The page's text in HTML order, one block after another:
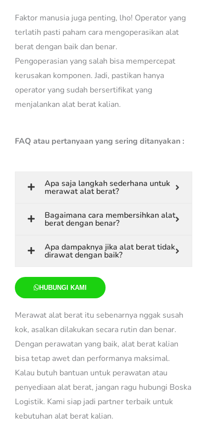
Faktor manusia juga penting, lho! Operator yang
terlatih pasti paham cara mengoperasikan alat
berat dengan baik dan benar.
Pengoperasian yang salah bisa mempercepat
kerusakan komponen. Jadi, pastikan hanya
operator yang sudah bersertifikat yang
menjalankan alat berat kalian.
FAQ atau pertanyaan yang sering ditanyakan :
Apa saja langkah sederhana untuk
merawat alat berat?
Bagaimana cara membersihkan alat
berat dengan benar?
Apa dampaknya jika alat berat tidak
dirawat dengan baik?
HUBUNGI KAMI
Merawat alat berat itu sebenarnya nggak susah
kok, asalkan dilakukan secara rutin dan benar.
Dengan perawatan yang baik, alat berat kalian
bisa tetap awet dan performanya maksimal.
Kalau butuh bantuan untuk perawatan atau
penyediaan alat berat, jangan ragu hubungi Boska
Logistik. Kami siap jadi partner terbaik untuk
kebutuhan alat berat kalian.